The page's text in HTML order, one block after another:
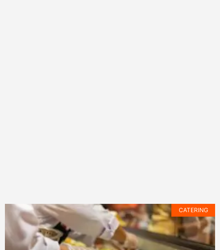
CATERING